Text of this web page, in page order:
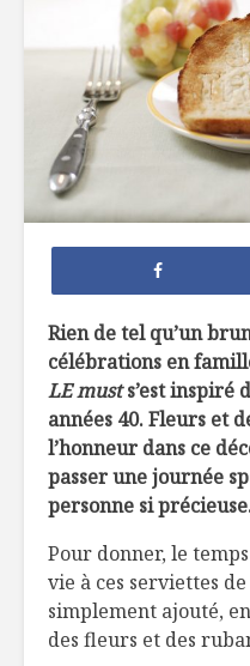
Rien de tel qu’un
célébrations en
LE musts’est inspiré
années 40. Fleurs et
l’honneur dans ce
passer une journée
personne si
Pour donner, le
vie à ces serviettes
simplement ajouté,
des fleurs et des
Le
de l’avent
soi-même
Vente de
limonade